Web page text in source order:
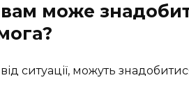
може
ситуації, можуть